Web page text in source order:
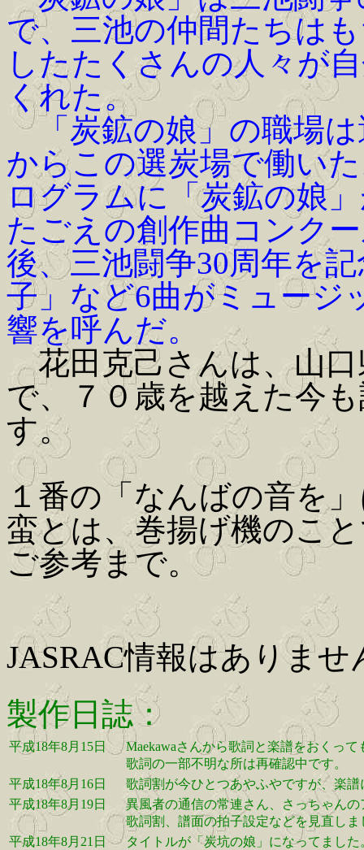
で、三池の仲間たちは
したたくさんの人々が
くれた。
「炭鉱の娘」の職場は
からこの選炭場で働い
ログラムに「炭鉱の娘
たごえの創作曲コンク
後、三池闘争30周年を
子」など6曲がミュージ
響を呼んだ。
花田克己さんは、山口
で、７０歳を越えた今
す。
１番の「なんばの音を
蛮とは、巻揚げ機のこ
ご参考まで。
JASRAC情報はありませ
製作日誌：
平成18年8月15日
Maekawaさんから歌詞と楽譜をおくって
歌詞の一部不明な所は再確認中です。
平成18年8月16日
歌詞割が今ひとつあやふやですが、楽
平成18年8月19日
異風者の通信の常連さん、さっちゃん
歌詞割、譜面の拍子設定などを見直しま
平成18年8月21日
タイトルが「炭坑の娘」になってまし